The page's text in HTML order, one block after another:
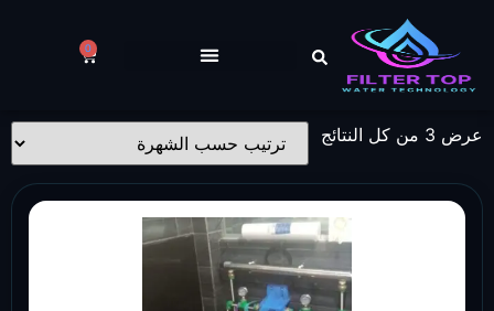
0
عرض ⁦3⁩ من كل النتائج